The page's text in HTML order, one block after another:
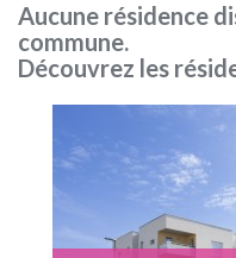
Aucune résidence
commune.
Découvrez les